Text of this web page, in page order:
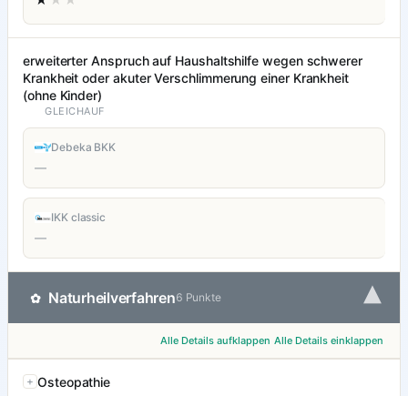
erweiterter Anspruch auf Haushaltshilfe wegen schwerer
Krankheit oder akuter Verschlimmerung einer Krankheit
(ohne Kinder)
GLEICHAUF
Debeka BKK
—
IKK classic
—
✿ Naturheilverfahren6 Punkte ▾
Alle Details aufklappen Alle Details einklappen
Osteopathie